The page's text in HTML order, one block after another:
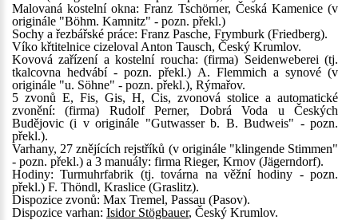
Malovaná kostelní okna: Franz Tschörner, Česká Kamenice (v
originále "Böhm. Kamnitz" - pozn. překl.)
Sochy a řezbářské práce: Franz Pasche, Frymburk (Friedberg).
Víko křtitelnice cizeloval Anton Tausch, Český Krumlov.
Kovová zařízení a kostelní roucha: (firma) Seidenweberei (tj.
tkalcovna hedvábí - pozn. překl.) A. Flemmich a synové (v
originále "u. Söhne" - pozn. překl.), Rýmařov.
5 zvonů E, Fis, Gis, H, Cis, zvonová stolice a automatické
zvonění: (firma) Rudolf Perner, Dobrá Voda u Českých
Budějovic (i v originále "Gutwasser b. B. Budweis" - pozn.
překl.).
Varhany, 27 znějících rejstříků (v originále "klingende Stimmen"
- pozn. překl.) a 3 manuály: firma Rieger, Krnov (Jägerndorf).
Hodiny: Turmuhrfabrik (tj. továrna na věžní hodiny - pozn.
překl.) F. Thöndl, Kraslice (Graslitz).
Dispozice zvonů: Max Tremel, Passau (Pasov).
Dispozice varhan: Isidor Stögbauer, Český Krumlov.